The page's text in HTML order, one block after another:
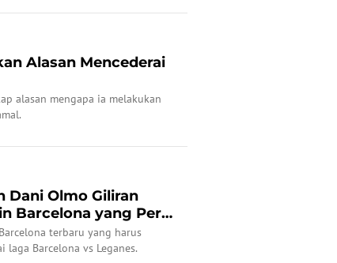
Alasan Mencederai
alasan mengapa ia melakukan
Dani Olmo Giliran
Barcelona yang Perlu
terbaru yang harus
Barcelona vs Leganes.